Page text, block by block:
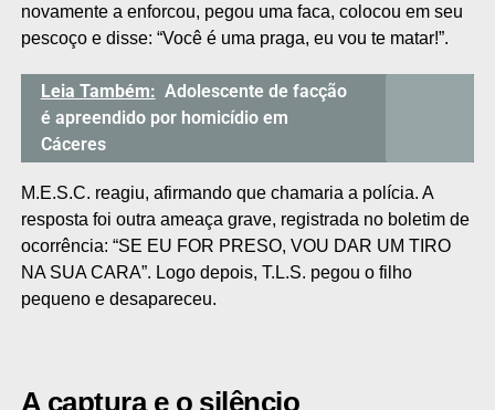
novamente a enforcou, pegou uma faca, colocou em seu
pescoço e disse: “Você é uma praga, eu vou te matar!”.
Leia Também: Adolescente de facção
é apreendido por homicídio em
Cáceres
M.E.S.C. reagiu, afirmando que chamaria a polícia. A
resposta foi outra ameaça grave, registrada no boletim de
ocorrência: “SE EU FOR PRESO, VOU DAR UM TIRO
NA SUA CARA”. Logo depois, T.L.S. pegou o filho
pequeno e desapareceu.
A captura e o silêncio